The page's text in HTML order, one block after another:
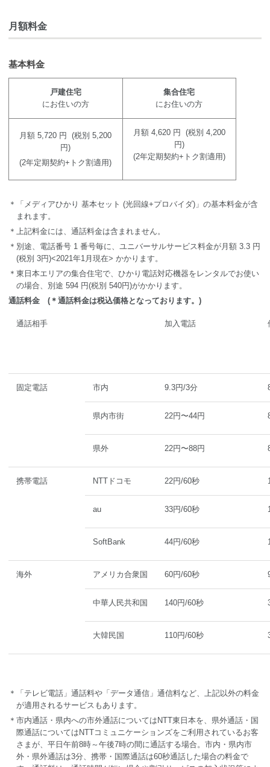
月額料金
基本料金
戸建住宅
にお住いの方
集合住宅
にお住いの方
月額 5,720 円 (税別 5,200
円)
(2年定期契約+トク割適用)
月額 4,620 円 (税別 4,200
円)
(2年定期契約+トク割適用)
＊「メディアひかり 基本セット (光回線+プロバイダ)」の基本料金が含
まれます。
＊上記料金には、通話料金は含まれません。
＊別途、電話番号 1 番号毎に、ユニバーサルサービス料金が月額 3.3 円
(税別 3円)<2021年1月現在> かかります。
＊東日本エリアの集合住宅で、ひかり電話対応機器をレンタルでお使い
の場合、別途 594 円(税別 540円)がかかります。
通話料金 (＊通話料金は税込価格となっております。)
通話相手 加入電話
固定電話 市内 9.3円/3分
県内市街 22円〜44円
県外 22円〜88円
携帯電話 NTTドコモ 22円/60秒
au 33円/60秒
SoftBank 44円/60秒
海外 アメリカ合衆国 60円/60秒
中華人民共和国 140円/60秒
大韓民国 110円/60秒
＊「テレビ電話」通話料や「データ通信」通信料など、上記以外の料金
が適用されるサービスもあります。
＊市内通話・県内への市外通話についてはNTT東日本を、県外通話・国
際通話についてはNTTコミュニケーションズをご利用されているお客
さまが、平日午前8時～午後7時の間に通話する場合。市内・県内市
外・県外通話は3分、携帯・国際通話は60秒通話した場合の料金で